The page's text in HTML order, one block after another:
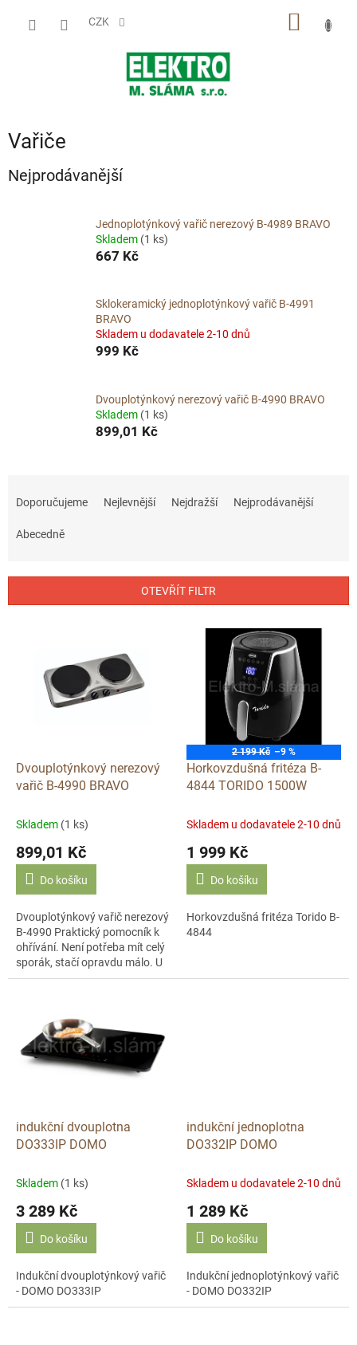
CZK
Vařiče
Nejprodávanější
Jednoplotýnkový vařič nerezový B-4989 BRAVO
Skladem (1 ks)
667 Kč
Sklokeramický jednoplotýnkový vařič B-4991
BRAVO
Skladem u dodavatele 2-10 dnů
999 Kč
Dvouplotýnkový nerezový vařič B-4990 BRAVO
Skladem (1 ks)
899,01 Kč
r
Doporučujeme Nejlevnější Nejdražší Nejprodávanější
Abecedně
OTEVŘÍT FILTR
Dvouplotýnkový nerezový
vařič B-4990 BRAVO
Skladem (1 ks)
899,01 Kč
Do košíku
Dvouplotýnkový vařič nerezový
B-4990 Praktický pomocník k
ohřívání. Není potřeba mít celý
sporák, stačí opravdu málo. U
tohoto modelu naleznete
2 199 Kč –9 %
Horkovzdušná fritéza B-
4844 TORIDO 1500W
Skladem u dodavatele 2-10 dnů
1 999 Kč
Do košíku
Horkovzdušná fritéza Torido B-
4844
indukční dvouplotna
DO333IP DOMO
Skladem (1 ks)
3 289 Kč
Do košíku
Indukční dvouplotýnkový vařič
- DOMO DO333IP
indukční jednoplotna
DO332IP DOMO
Skladem u dodavatele 2-10 dnů
1 289 Kč
Do košíku
Indukční jednoplotýnkový vařič
- DOMO DO332IP